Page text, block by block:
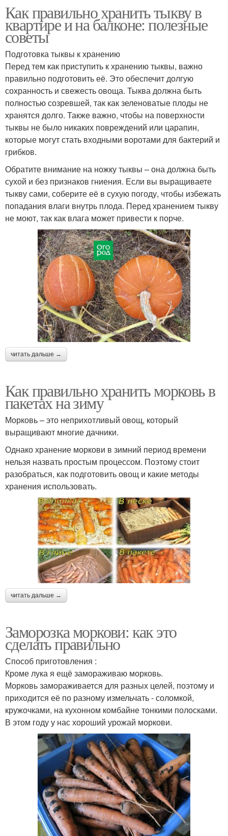
Как правильно хранить тыкву в
квартире и на балконе: полезные
советы
Подготовка тыквы к хранению
Перед тем как приступить к хранению тыквы, важно
правильно подготовить её. Это обеспечит долгую
сохранность и свежесть овоща. Тыква должна быть
полностью созревшей, так как зеленоватые плоды не
хранятся долго. Также важно, чтобы на поверхности
тыквы не было никаких повреждений или царапин,
которые могут стать входными воротами для бактерий и
грибков.
Обратите внимание на ножку тыквы – она должна быть
сухой и без признаков гниения. Если вы выращиваете
тыкву сами, соберите её в сухую погоду, чтобы избежать
попадания влаги внутрь плода. Перед хранением тыкву
не моют, так как влага может привести к порче.
читать дальше →
Как правильно хранить морковь в
пакетах на зиму
Морковь – это неприхотливый овощ, который
выращивают многие дачники.
Однако хранение моркови в зимний период времени
нельзя назвать простым процессом. Поэтому стоит
разобраться, как подготовить овощ и какие методы
хранения использовать.
читать дальше →
Заморозка моркови: как это
сделать правильно
Способ приготовления :
Кроме лука я ещё замораживаю морковь.
Морковь замораживается для разных целей, поэтому и
приходится её по разному измельчать - соломкой,
кружочками, на кухонном комбайне тонкими полосками.
В этом году у нас хороший урожай моркови.